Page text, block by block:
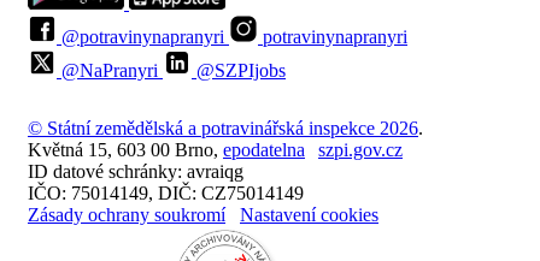
@potravinynapranyri
potravinynapranyri
@NaPranyri
@SZPIjobs
© Státní zemědělská a potravinářská inspekce 2026.
Květná 15, 603 00 Brno, epodatelna
szpi.gov.cz
ID datové schránky: avraiqg
IČO: 75014149, DIČ: CZ75014149
Zásady ochrany soukromí
Nastavení cookies